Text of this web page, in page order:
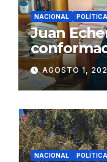
NACIONAL POLÍTICA
Juan
gabinete
Fujimori
AGOSTO 1,
NACIONAL POLÍTICA